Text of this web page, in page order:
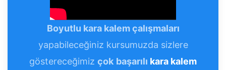
Boyutlu kara kalem çalışmaları
yapabileceğiniz kursumuzda sizlere
göstereceğimiz çok başarılı kara kalem